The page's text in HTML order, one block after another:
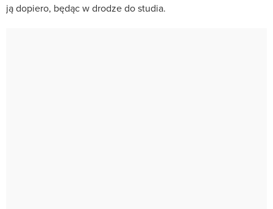
ją dopiero, będąc w drodze do studia.